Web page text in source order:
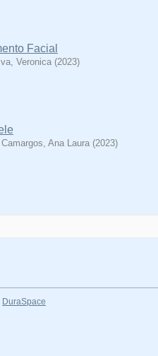
Facial
Veronica (2023)
Camargos, Ana Laura (2023)
DuraSpace